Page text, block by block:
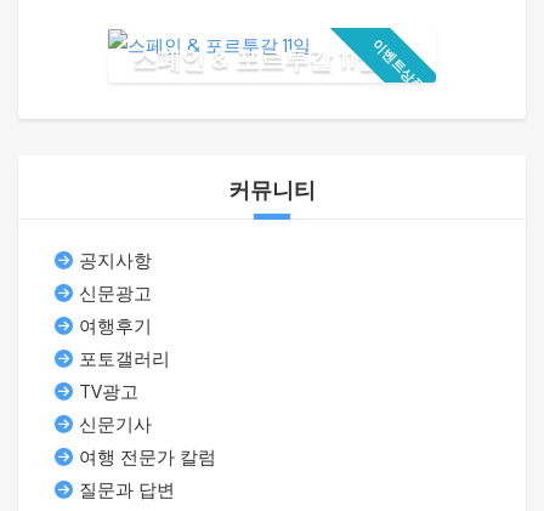
이벤트상품!
스페인 & 포르투갈 11일
커뮤니티
공지사항
신문광고
여행후기
포토갤러리
TV광고
신문기사
여행 전문가 칼럼
질문과 답변